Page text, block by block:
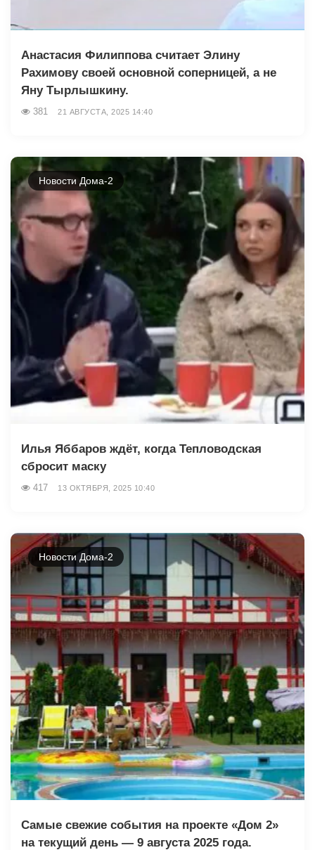
Анастасия Филиппова считает Элину
Рахимову своей основной соперницей, а не
Яну Тырлышкину.
381 21 АВГУСТА, 2025 14:40
Новости Дома-2
Илья Яббаров ждёт, когда Тепловодская
сбросит маску
417 13 ОКТЯБРЯ, 2025 10:40
Новости Дома-2
Самые свежие события на проекте «Дом 2»
на текущий день — 9 августа 2025 года.